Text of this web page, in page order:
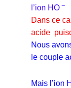
l’ion HO –.
Dans ce
acide
Nous
le couple
Mais l’ion H